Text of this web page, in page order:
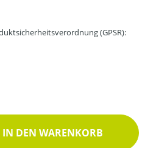
(GPSR):
den gewünschten
IN DEN WARENKORB